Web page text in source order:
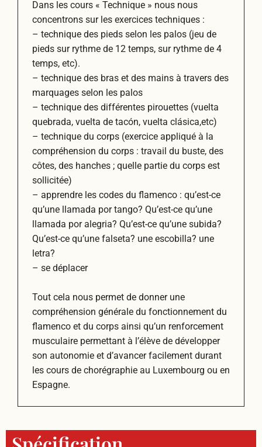
Dans les cours « Technique » nous nous
concentrons sur les exercices techniques :
– technique des pieds selon les palos (jeu de
pieds sur rythme de 12 temps, sur rythme de 4
temps, etc).
– technique des bras et des mains à travers des
marquages selon les palos
– technique des différentes pirouettes (vuelta
quebrada, vuelta de tacón, vuelta clásica,etc)
– technique du corps (exercice appliqué à la
compréhension du corps : travail du buste, des
côtes, des hanches ; quelle partie du corps est
sollicitée)
– apprendre les codes du flamenco : qu’est-ce
qu’une llamada por tango? Qu’est-ce qu’une
llamada por alegria? Qu’est-ce qu’une subida?
Qu’est-ce qu’une falseta? une escobilla? une
letra?
– se déplacer
Tout cela nous permet de donner une
compréhension générale du fonctionnement du
flamenco et du corps ainsi qu’un renforcement
musculaire permettant à l’élève de développer
son autonomie et d’avancer facilement durant
les cours de chorégraphie au Luxembourg ou en
Espagne.